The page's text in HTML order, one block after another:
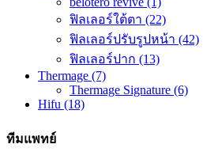
ฟิลเลอร์ใต้ตา (22)
ฟิลเลอร์ปรับรูปหน้า (42)
ฟิลเลอร์ปาก (13)
Thermage (7)
Thermage Signature (6)
Hifu (18)
ทีมแพทย์